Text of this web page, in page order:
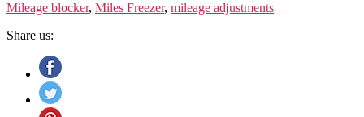
Mileage blocker, Miles Freezer, mileage adjustments
Share us: